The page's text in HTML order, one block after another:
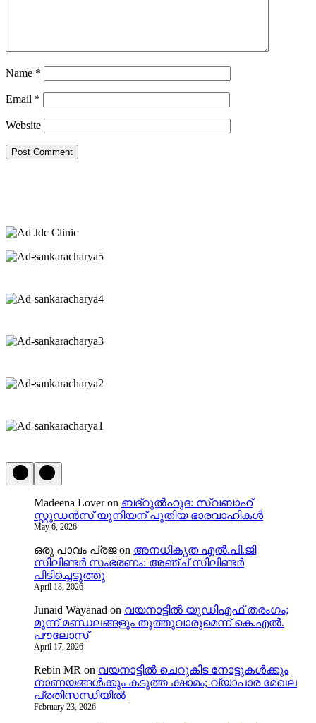
Name *
Email *
Website
Madeena Loveron ബദ്റുൽഹുദ: സ്വബാഹ്
സ്റ്റുഡൻസ് യൂനിയന് പുതിയ ഭാരവാഹികൾ
May 6, 2026
ഒരു പാവം പ്രജon അനധികൃത എൽ.പി.ജി
സിലിണ്ടർ സംഭരണം: അഞ്ച് സിലിണ്ടർ
പിടിച്ചെടുത്തു
April 18, 2026
Junaid Wayanad on വയനാട്ടില്‍ യുഡിഎഫ് തരംഗം;
മൂന്ന് മണ്ഡലങ്ങളും തൂത്തുവാരുമെന്ന് കെ.എല്‍.
പൗലോസ്
April 17, 2026
Rebin MR on വയനാട്ടിൽ ചെറുകിട നോട്ടുകൾക്കും
നാണയങ്ങൾക്കും കടുത്ത ക്ഷാമം; വ്യാപാര മേഖല
പ്രതിസന്ധിയിൽ
February 23, 2026